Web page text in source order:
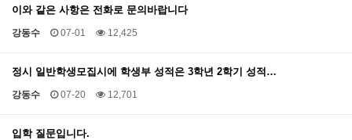
이와 같은 사항은 전화로 문의바랍니다
강동수 07-01 12,425
정시 일반학생모집시에 학생부 성적은 3학년 2학기 성적…
강동수 07-20 12,701
입학 질문입니다.